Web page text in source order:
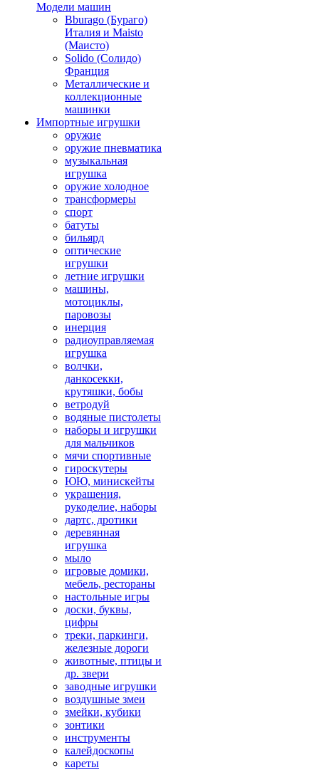
Модели машин
Bburago (Бураго)
Италия и Maisto
(Маисто)
Solido (Солидо)
Франция
Металлические и
коллекционные
машинки
Импортные игрушки
оружие
оружие пневматика
музыкальная
игрушка
оружие холодное
трансформеры
спорт
батуты
бильярд
оптические
игрушки
летние игрушки
машины,
мотоциклы,
паровозы
инерция
радиоуправляемая
игрушка
волчки,
данкосекки,
крутяшки, бобы
ветродуй
водяные пистолеты
наборы и игрушки
для мальчиков
мячи спортивные
гироскутеры
ЮЮ, минискейты
украшения,
рукоделие, наборы
дартс, дротики
деревянная
игрушка
мыло
игровые домики,
мебель, рестораны
настольные игры
доски, буквы,
цифры
треки, паркинги,
железные дороги
животные, птицы и
др. звери
заводные игрушки
воздушные змеи
змейки, кубики
зонтики
инструменты
калейдоскопы
кареты